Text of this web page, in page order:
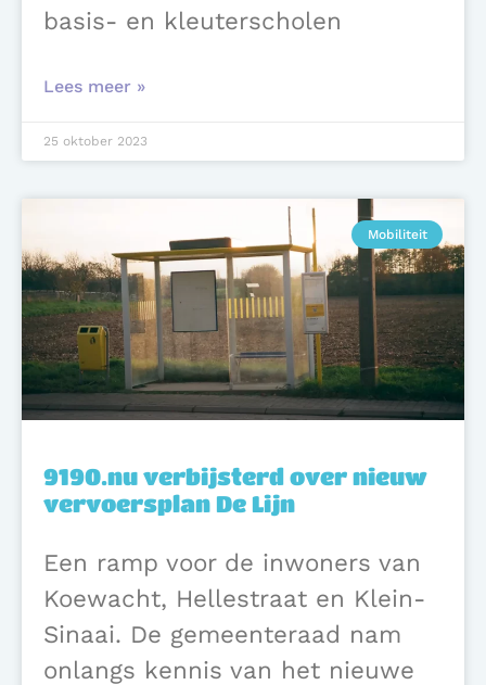
basis- en kleuterscholen
Lees meer »
25 oktober 2023
Mobiliteit
9190.nu verbijsterd over nieuw
vervoersplan De Lijn
Een ramp voor de inwoners van
Koewacht, Hellestraat en Klein-
Sinaai. De gemeenteraad nam
onlangs kennis van het nieuwe